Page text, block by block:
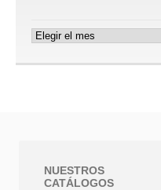
Archivos
NUESTROS
CATÁLOGOS